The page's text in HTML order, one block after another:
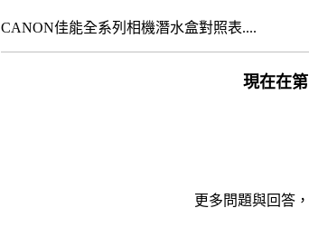
CANON佳能全系列相機潛水盒對照表....
現在在第
更多問題與回答，